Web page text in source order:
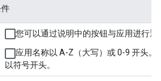
您可以通过说明中的按钮与应用进行通
应用名称以 A-Z（大写）或 0-9 开头。
以符号开头。